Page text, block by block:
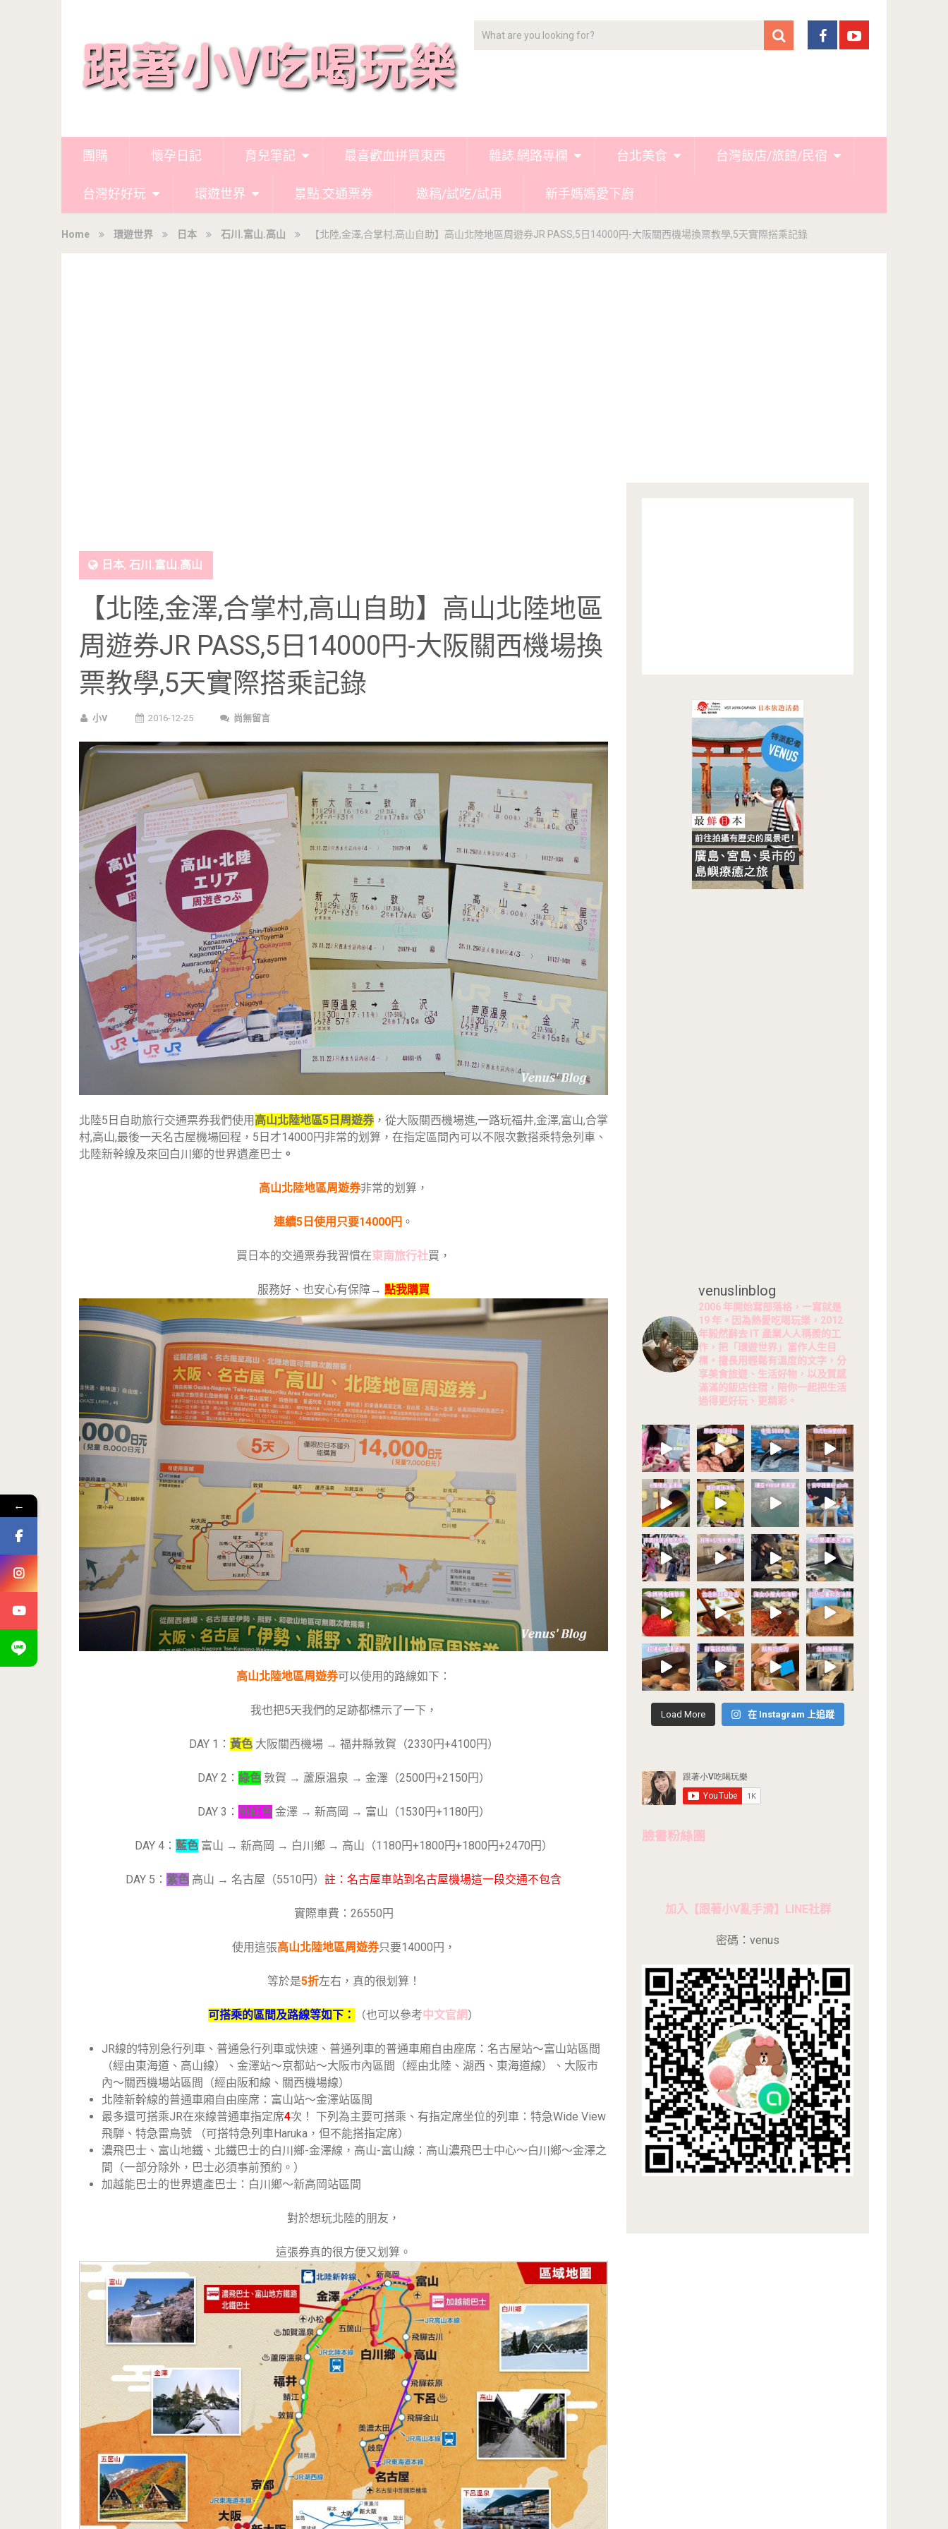
團購 懷孕日記 育兒筆記 最喜歡血拼買東西 雜誌.網路專欄 台北美食 台灣飯店/旅館/民宿
台灣好好玩 環遊世界 景點.交通票券 邀稿/試吃/試用 新手媽媽愛下廚
Home 環遊世界 日本 石川.富山.高山 【北陸,金澤,合掌村,高山自助】高山北陸地區周遊券JR PASS,5日14000円-大阪關西機場換票教學,5天實際搭乘記錄
日本, 石川.富山.高山
【北陸,金澤,合掌村,高山自助】高山北陸地區
周遊券JR PASS,5日14000円-大阪關西機場換
票教學,5天實際搭乘記錄
小V 2016-12-25 尚無留言
北陸5日自助旅行交通票券我們使用 高山北陸地區5日周遊券 ，從大阪關西機場進,一路玩福井,金澤,富山,合掌
村,高山,最後一天名古屋機場回程，5日才14000円非常的划算，在指定區間內可以不限次數搭乘特急列車、
北陸新幹線及來回白川鄉的世界遺產巴士 。
高山北陸地區周遊券非常的划算，
連續5日使用只要14000円 。
買日本的交通票券我習慣在東南旅行社買，
服務好、也安心有保障→點我購買
高山北陸地區周遊券可以使用的路線如下：
我也把5天我們的足跡都標示了一下，
DAY 1： 黃色大阪關西機場 → 福井縣敦賀（2330円+4100円）
DAY 2： 綠色敦賀 → 蘆原溫泉 → 金澤（2500円+2150円）
DAY 3： 桃紅色金澤 → 新高岡 → 富山（1530円+1180円）
DAY 4： 藍色富山 → 新高岡 → 白川鄉 → 高山（1180円+1800円+1800円+2470円）
DAY 5：紫色 高山 → 名古屋（5510円）註：名古屋車站到名古屋機場這一段交通不包含
實際車費：26550円
使用這張高山北陸地區周遊券只要14000円，
等於是5折左右，真的很划算！
可搭乘的區間及路線等如下： （也可以參考中文官網）
JR線的特別急行列車、普通急行列車或快速、普通列車的普通車廂自由座席：名古屋站～富山站區間
（經由東海道、高山線）、金澤站～京都站～大阪市內區間（經由北陸、湖西、東海道線）、大阪市
內～關西機場站區間（經由阪和線、關西機場線）
北陸新幹線的普通車廂自由座席：富山站～金澤站區間
最多還可搭乘JR在來線普通車指定席4次！ 下列為主要可搭乘、有指定席坐位的列車：特急Wide View
飛騨、特急雷鳥號 （可搭特急列車Haruka，但不能搭指定席）
濃飛巴士、富山地鐵、北鐵巴士的白川鄉-金澤線，高山-富山線：高山濃飛巴士中心～白川鄉～金澤之
間（一部分除外，巴士必須事前預約。）
加越能巴士的世界遺產巴士：白川鄉～新高岡站區間
對於想玩北陸的朋友，
這張券真的很方便又划算。
venuslinblog
2006 年開始寫部落格，一寫就是
19 年。因為熱愛吃喝玩樂，2012
年毅然辭去 IT 產業人人稱羨的工
作，把「環遊世界」當作人生目
標。擅長用輕鬆有溫度的文字，分
享美食旅遊、生活好物，以及質感
滿滿的飯店住宿，陪你一起把生活
過得更好玩、更精彩。
Load More 在 Instagram 上追蹤
臉書粉絲團
加入【跟著小V亂手滑】LINE社群
密碼：venus
←